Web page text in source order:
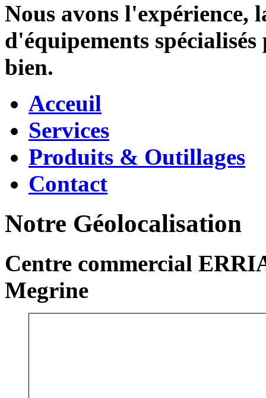
Nous avons l'expérience,
d'équipements
bien.
Acceuil
Services
Produits & Outillages
Contact
Notre Géolocalisation
Centre commercial
Megrine